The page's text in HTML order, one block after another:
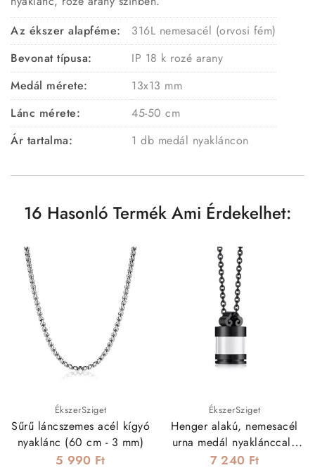
Az ékszer alapféme:
316L nemesacél (orvosi fém)
Bevonat típusa:
IP 18 k rozé arany
Medál mérete:
13x13 mm
Lánc mérete:
45-50 cm
Ár tartalma:
1 db medál nyakláncon
16 Hasonló Termék Ami Érdekelhet:
ÉkszerSziget
Sűrű láncszemes acél kígyó
nyaklánc (60 cm - 3 mm)
5 990 Ft
ÉkszerSziget
Henger alakú, nemesacél
urna medál nyaklánccal -
fekete színben
7 240 Ft